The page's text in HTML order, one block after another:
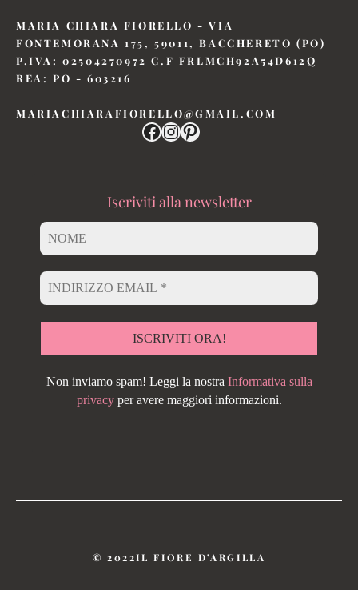
MARIA CHIARA FIORELLO - VIA
FONTEMORANA 175, 59011, BACCHERETO (PO)
P.IVA: 02504270972 C.F FRLMCH92A54D612Q
REA: PO - 603216
MARIACHIARAFIORELLO@GMAIL.COM
Iscriviti alla newsletter
Non inviamo spam! Leggi la nostra Informativa sulla
privacyper avere maggiori informazioni.
© 2022IL FIORE D'ARGILLA